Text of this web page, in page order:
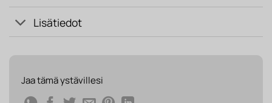
Lisätiedot
Jaa tämä ystävillesi